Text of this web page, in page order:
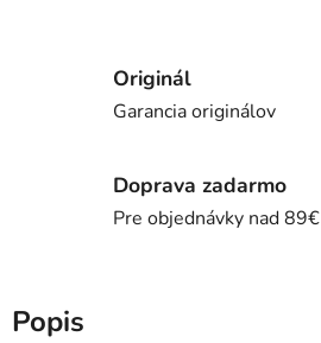
Originál
Garancia originálov
Doprava zadarmo
Pre objednávky nad 89€
Popis